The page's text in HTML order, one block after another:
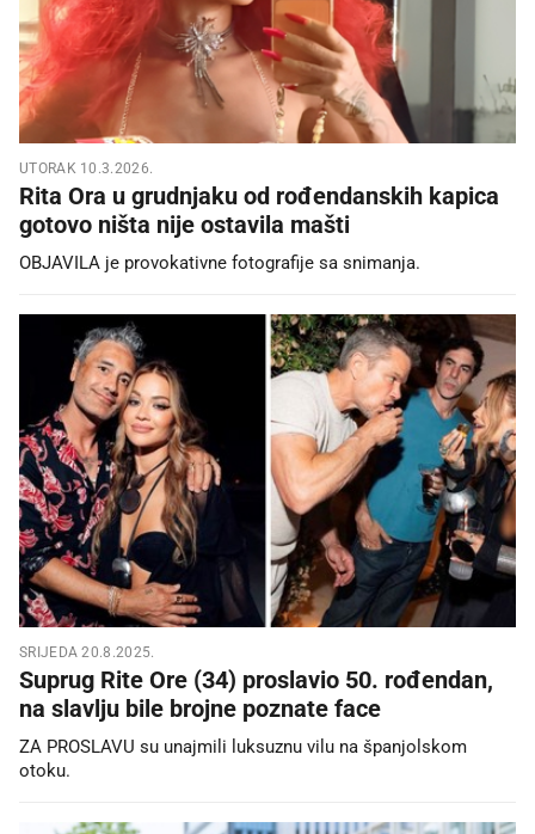
UTORAK 10.3.2026.
Rita Ora u grudnjaku od rođendanskih kapica
gotovo ništa nije ostavila mašti
OBJAVILA je provokativne fotografije sa snimanja.
SRIJEDA 20.8.2025.
Suprug Rite Ore (34) proslavio 50. rođendan,
na slavlju bile brojne poznate face
ZA PROSLAVU su unajmili luksuznu vilu na španjolskom
otoku.